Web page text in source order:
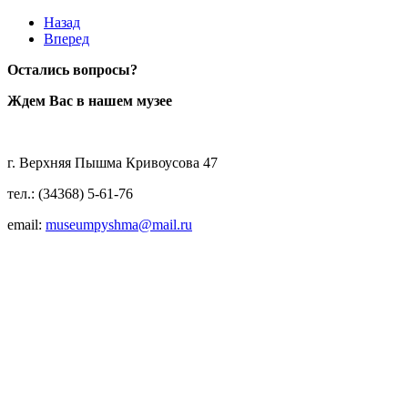
Назад
Вперед
Остались вопросы?
Ждем Вас в нашем музее
г. Верхняя Пышма Кривоусова 47
тел.: (34368) 5-61-76
email: museumpyshma@mail.ru